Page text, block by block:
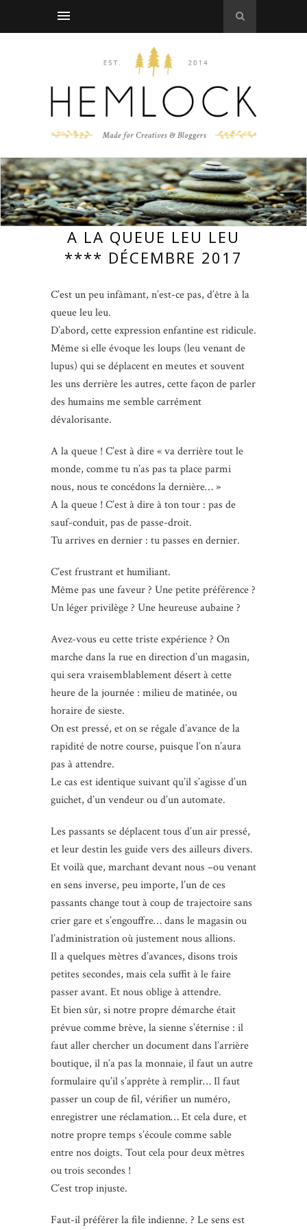
A LA QUEUE LEU LEU
**** DÉCEMBRE 2017
C’est un peu infâmant, n’est-ce pas, d’être à la
queue leu leu.
D’abord, cette expression enfantine est ridicule.
Même si elle évoque les loups (leu venant de
lupus) qui se déplacent en meutes et souvent
les uns derrière les autres, cette façon de parler
des humains me semble carrément
dévalorisante.
A la queue ! C’est à dire « va derrière tout le
monde, comme tu n’as pas ta place parmi
nous, nous te concédons la dernière… »
A la queue ! C’est à dire à ton tour : pas de
sauf-conduit, pas de passe-droit.
Tu arrives en dernier : tu passes en dernier.
C’est frustrant et humiliant.
Même pas une faveur ? Une petite préférence ?
Un léger privilège ? Une heureuse aubaine ?
Avez-vous eu cette triste expérience ? On
marche dans la rue en direction d’un magasin,
qui sera vraisemblablement désert à cette
heure de la journée : milieu de matinée, ou
horaire de sieste.
On est pressé, et on se régale d’avance de la
rapidité de notre course, puisque l’on n’aura
pas à attendre.
Le cas est identique suivant qu’il s’agisse d’un
guichet, d’un vendeur ou d’un automate.
Les passants se déplacent tous d’un air pressé,
et leur destin les guide vers des ailleurs divers.
Et voilà que, marchant devant nous –ou venant
en sens inverse, peu importe, l’un de ces
passants change tout à coup de trajectoire sans
crier gare et s’engouffre… dans le magasin ou
l’administration où justement nous allions.
Il a quelques mètres d’avances, disons trois
petites secondes, mais cela suffit à le faire
passer avant. Et nous oblige à attendre.
Et bien sûr, si notre propre démarche était
prévue comme brève, la sienne s’éternise : il
faut aller chercher un document dans l’arrière
boutique, il n’a pas la monnaie, il faut un autre
formulaire qu’il s’apprête à remplir… Il faut
passer un coup de fil, vérifier un numéro,
enregistrer une réclamation… Et cela dure, et
notre propre temps s’écoule comme sable
entre nos doigts. Tout cela pour deux mètres
ou trois secondes !
C’est trop injuste.
Faut-il préférer la file indienne. ? Le sens est